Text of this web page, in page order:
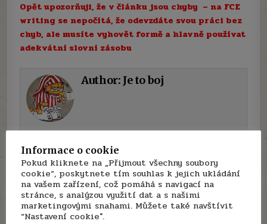
Opět upozorňuji, že v článku jsou chyby – na FCE
writing se nepočítá, že odevzdáte svou práci bez
chyb, ale musíte vyhovět formě a hlavně používat
adekvátní slovní zásobu
Author: Je to boj
Navigace
pro
příspěvek
FCE writing – Informal email →
← Proč lidé tloustnou – maturitní otázka z angličtiny
Informace o cookie
Pokud kliknete na „Přijmout všechny soubory
cookie“, poskytnete tím souhlas k jejich ukládání
na vašem zařízení, což pomáhá s navigací na
stránce, s analýzou využití dat a s našimi
marketingovými snahami. Můžete také navštívit
“Nastavení cookie".